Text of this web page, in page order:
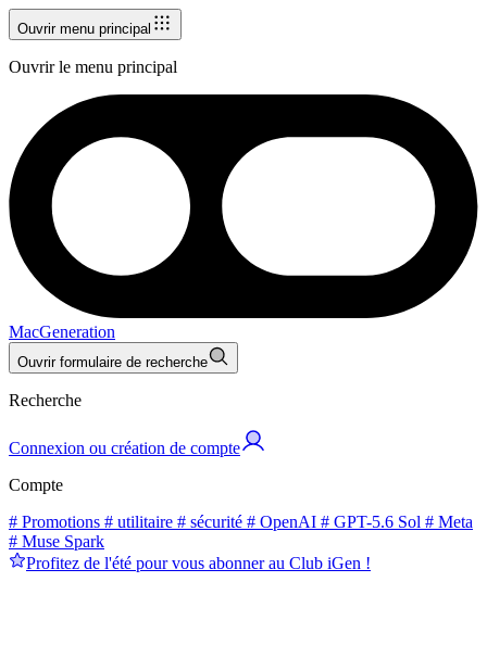
Ouvrir menu principal
Ouvrir le menu principal
MacGeneration
Ouvrir formulaire de recherche
Recherche
Connexion ou création de compte
Compte
# Promotions # utilitaire # sécurité # OpenAI # GPT-5.6 Sol # Meta
# Muse Spark
Profitez de l'été pour vous abonner au Club iGen !